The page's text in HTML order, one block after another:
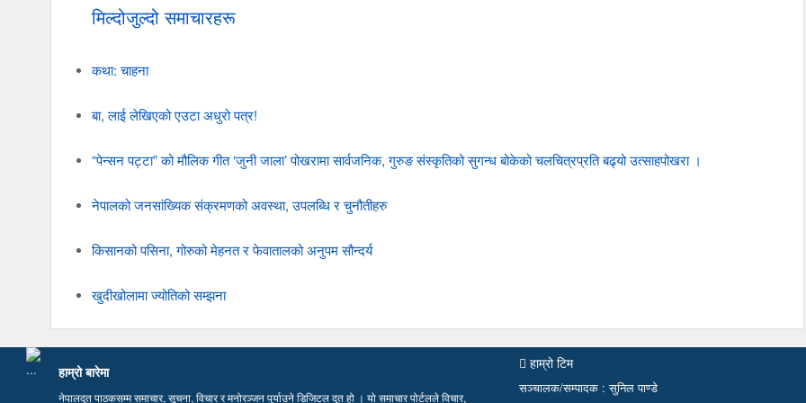
मिल्दोजुल्दो समाचारहरू
कथा: चाहना
बा, लाई लेखिएको एउटा अधुरो पत्र!
“पेन्सन पट्टा” को मौलिक गीत ‘जुनी जाला’ पोखरामा सार्वजनिक, गुरुङ संस्कृतिको सुगन्ध बोकेको चलचित्रप्रति बढ्यो उत्साहपोखरा ।
नेपालको जनसांख्यिक संक्रमणको अवस्था, उपलब्धि र चुनौतीहरु
किसानको पसिना, गोरुको मेहनत र फेवातालको अनुपम सौन्दर्य
खुदीखोलामा ज्योतिको सम्झना
हाम्रो बारेमा
नेपालदुत पाठकसम्म समाचार, सूचना, विचार र मनोरञ्जन पुर्याउने डिजिटल दुत हो । यो समाचार पोर्टलले विचार,
हाम्रो टिम
सञ्चालक/सम्पादक : सुनिल पाण्डे